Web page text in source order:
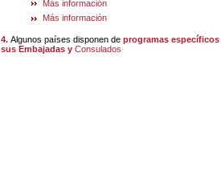
Más información
Más información
4.Algunos países disponen deprogramas específicos
sus Embajadas yConsulados